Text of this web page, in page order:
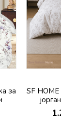
за
SF HOME